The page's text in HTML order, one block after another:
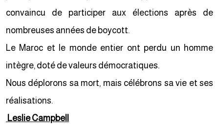
convaincu de participer aux élections après de
nombreuses années de boycott.
Le Maroc et le monde entier ont perdu un homme
intègre, doté de valeurs démocratiques.
Nous déplorons sa mort, mais célébrons sa vie et ses
réalisations.
Leslie Campbell